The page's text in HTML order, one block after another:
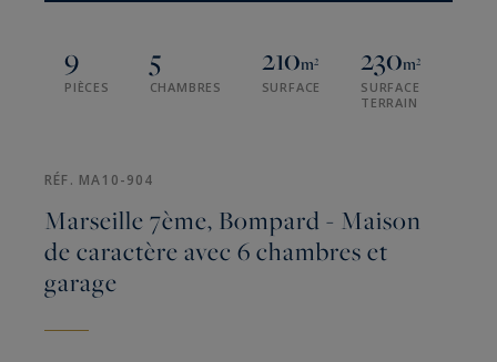
9
PIÈCES
5
CHAMBRES
210m²
SURFACE
230m²
SURFACE
TERRAIN
RÉF. MA10-904
Marseille 7ème, Bompard - Maison
de caractère avec 6 chambres et
garage